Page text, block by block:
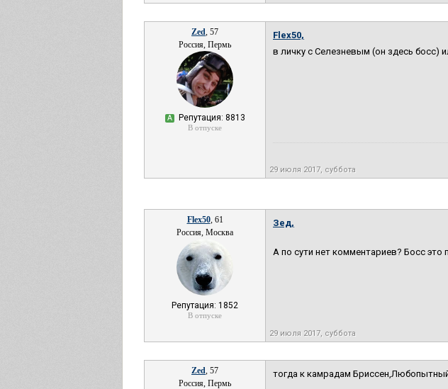
Zed, 57
Россия, Пермь
А Репутация: 8813
В отпуске
Flex50,
в личку с Селезневым (он здесь босс)
29 июля 2017, суббота
Flex50, 61
Россия, Москва
Репутация: 1852
В отпуске
Зед,
А по сути нет комментариев? Босс
29 июля 2017, суббота
Zed, 57
Россия, Пермь
тогда к камрадам